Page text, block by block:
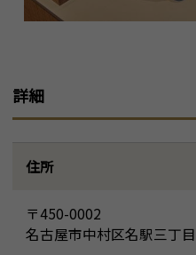
詳細
住所
〒450-0002
名古屋市中村区名駅三丁